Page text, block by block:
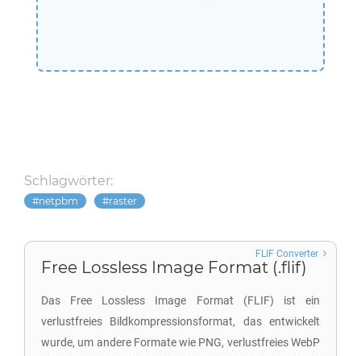
Schlagwörter:
netpbm raster
Free Lossless Image Format (.flif)
Das Free Lossless Image Format (FLIF) ist ein
verlustfreies Bildkompressionsformat, das entwickelt
wurde, um andere Formate wie PNG, verlustfreies WebP
FLIF Converter